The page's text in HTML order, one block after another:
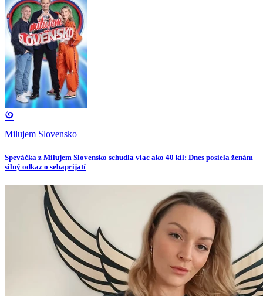
Milujem Slovensko
Speváčka z Milujem Slovensko schudla viac ako 40 kíl: Dnes posiela ženám
silný odkaz o sebaprijatí